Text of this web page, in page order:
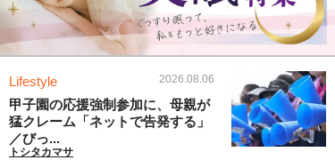
Lifestyle 2026.08.06
甲子園の応援強制参加に、母親が
猛クレーム「ネットで告発する」
／びっ...
トシタカマサ